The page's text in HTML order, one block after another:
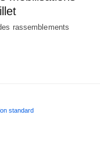
rassemblements
standard